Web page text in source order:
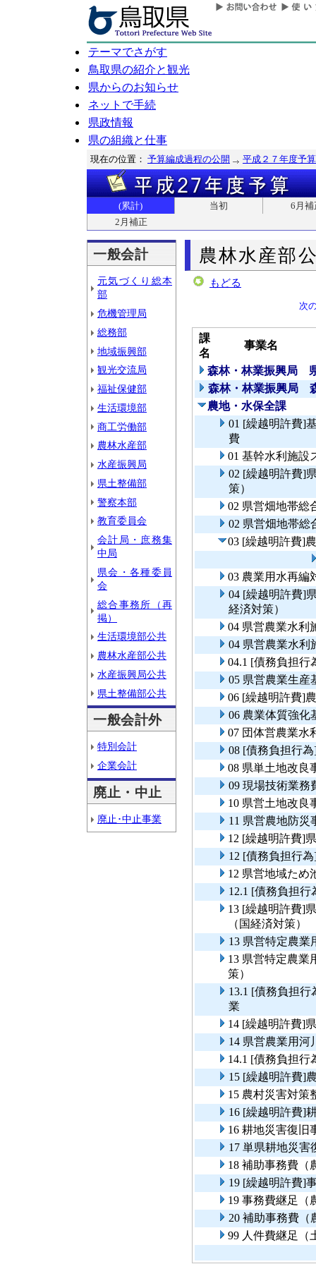
テーマでさがす
鳥取県の紹介と観光
県からのお知らせ
ネットで手続
県政情報
県の組織と仕事
現在の位置： 予算編成過程の公開 平成２７年度予算
(累計) 当初
6月補
2月補正
一般会計
元気づくり総本
部
危機管理局
総務部
地域振興部
観光交流局
福祉保健部
生活環境部
商工労働部
農林水産部
水産振興局
県土整備部
警察本部
教育委員会
会計局・庶務集
中局
県会・各種委員
会
総合事務所（再
掲）
生活環境部公共
農林水産部公共
水産振興局公共
県土整備部公共
一般会計外
特別会計
企業会計
廃止・中止
廃止･中止事業
農林水産部
もどる
次
課
名
事業名
森林・林業振興局
森林・林業振興局
農地・水保全課
01 [繰越明許費]
費
01 基幹水利施設
02 [繰越明許費]
策）
02 県営畑地帯総
02 県営畑地帯総
03 [繰越明許費]
03 農業用水再編
04 [繰越明許費]
経済対策）
04 県営農業水利
04 県営農業水利
04.1 [債務負担行
05 県営農業生産
06 [繰越明許費]
06 農業体質強化
07 団体営農業水
08 [債務負担行
08 県単土地改良
09 現場技術業務
10 県営土地改良
11 県営農地防災
12 [繰越明許費]
12 [債務負担行
12 県営地域ため
12.1 [債務負担
13 [繰越明許費]
（国経済対策）
13 県営特定農業
13 県営特定農業
策）
13.1 [債務負担
業
14 [繰越明許費]
14 県営農業用河
14.1 [債務負担
15 [繰越明許費]
15 農村災害対策
16 [繰越明許費]
16 耕地災害復旧
17 単県耕地災害
18 補助事務費（
19 [繰越明許費]
19 事務費継足（
20 補助事務費（
99 人件費継足（